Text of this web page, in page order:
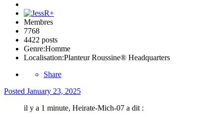
Membres
7768
4422 posts
Genre:Homme
Localisation:Planteur Roussine® Headquarters
Share
Posted January 23, 2025
il y a 1 minute, Heirate-Mich-07 a dit :